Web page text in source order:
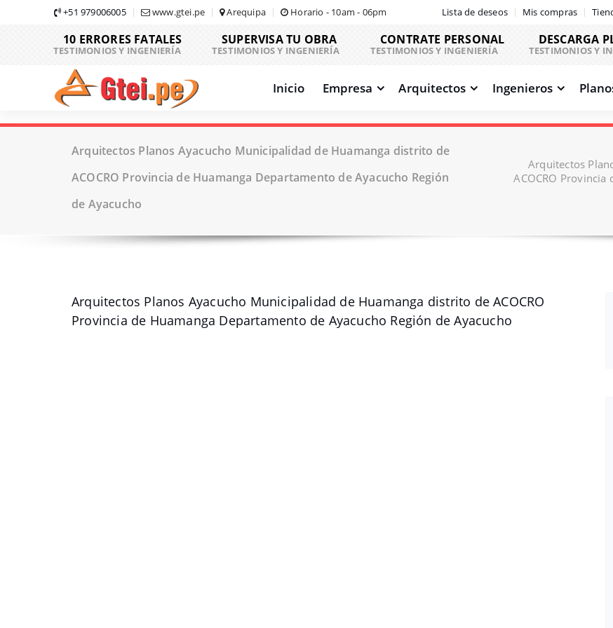
+51 979006005 www.gtei.pe Arequipa Horario - 10am - 06pm Lista de deseos Mis compras
10 ERRORES FATALES
TESTIMONIOS Y INGENIERÍA
SUPERVISA TU OBRA
TESTIMONIOS Y INGENIERÍA
CONTRATE PERSONAL
TESTIMONIOS Y INGENIERÍA
DESCARGA
TESTIMONIOS Y
Inicio Empresa Arquitectos Ingenieros
Arquitectos Planos Ayacucho Municipalidad de Huamanga distrito de
ACOCRO Provincia de Huamanga Departamento de Ayacucho Región
de Ayacucho
Arquitectos
ACOCRO
Arquitectos Planos Ayacucho Municipalidad de Huamanga distrito de ACOCRO
Provincia de Huamanga Departamento de Ayacucho Región de Ayacucho